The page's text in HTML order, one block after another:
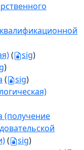
( sig)
)
( sig)
(получение
( sig)